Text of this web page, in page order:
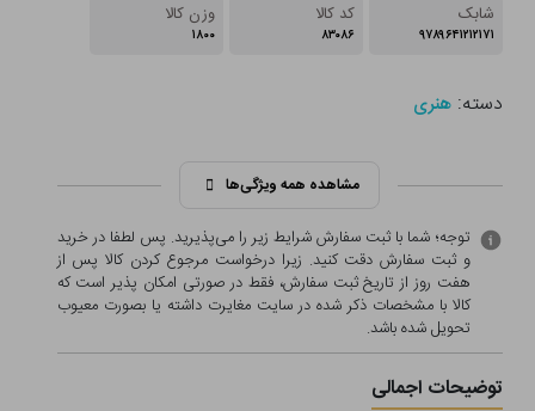
شابک
۹۷۸۹۶۴۱۲۱۲۱۷۱
کد کالا
۸۳۰۸۶
وزن کالا
۱۸۰۰
دسته:هنری
مشاهده همه ویژگی‌ها
توجه؛ شما با ثبت سفارش شرایط زیر را می‌پذیرید. پس لطفا در خرید
و ثبت سفارش دقت کنید. زیرا درخواست مرجوع کردن کالا پس از
هفت روز از تاریخ ثبت سفارش، فقط در صورتی امکان پذیر است که
کالا با مشخصات ذکر شده در سایت مغایرت داشته یا بصورت معيوب
تحویل شده باشد.
توضیحات اجمالی